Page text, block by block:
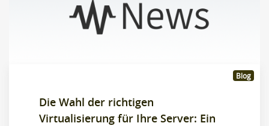
Blog
Die Wahl der richtigen
Virtualisierung für Ihre Server: Ein